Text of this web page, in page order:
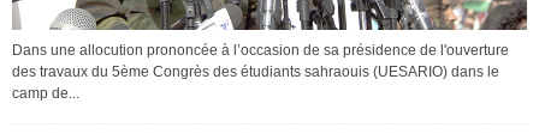
Dans une allocution prononcée à l’occasion de sa présidence de l'ouverture
des travaux du 5ème Congrès des étudiants sahraouis (UESARIO) dans le
camp de...